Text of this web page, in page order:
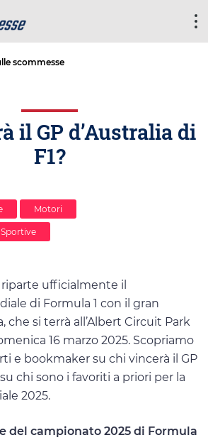
scommesse
il GP d’Australia di
F1?
Motori
ufficialmente il
di Formula 1 con il gran
che si terrà all’Albert Circuit Park
16 marzo 2025. Scopriamo
e bookmaker su chi vincerà il GP
su chi sono i favoriti a priori per la
2025.
del campionato 2025 di Formula